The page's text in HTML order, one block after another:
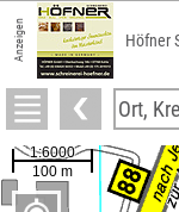
Anzeigen Höfner